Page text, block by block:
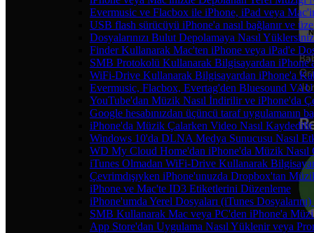
Evermusic ve Flacbox ile iPhone, iPad veya
USB flash sürücüyü iPhone'a nasıl bağlanır ve
Dosyalarınızı Bulut Depolamaya Nasıl
Finder Kullanarak Mac'ten iPhone veya iPad'e
SMB Protokolü Kullanarak Bilgisayardan
WiFi-Drive Kullanarak Bilgisayardan iPhone'a
Evermusic, Flacbox, Evertag'den Bluesound
YouTube'dan Müzik Nasıl İndirilir ve iPhone'da
Google hesabınızdan üçüncü taraf uygulamanın
iPhone'da Müzik Çalarken Video Nasıl Kaydedilir
Windows 10'da DLNA Medya Sunucusu Nasıl
WD My Cloud Home'dan iPhone'da Müzik Nasıl
iTunes Olmadan WiFi-Drive Kullanarak
Çevrimdışıyken iPhone'unuzda Dropbox'tan
iPhone ve Mac'te ID3 Etiketlerini Düzenleme
iPhone'umda Yerel Dosyaları (iTunes Dosyalarını)
SMB Kullanarak Mac veya PC'den iPhone'a
App Store'dan Uygulama Nasıl Yüklenir veya